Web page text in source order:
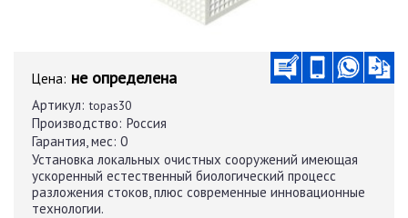
Цена: не определена
Артикул: topas30
Производство: Россия
Гарантия, мес: 0
Установка локальных очистных сооружений имеющая
ускоренный естественный биологический процесс
разложения стоков, плюс современные инновационные
технологии.